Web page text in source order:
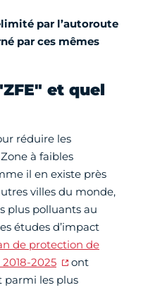
par l’autoroute
par ces mêmes
et quel
réduire les
à faibles
il en existe près
villes du monde,
plus polluants au
études d’impact
de protection de
2025
ont
parmi les plus